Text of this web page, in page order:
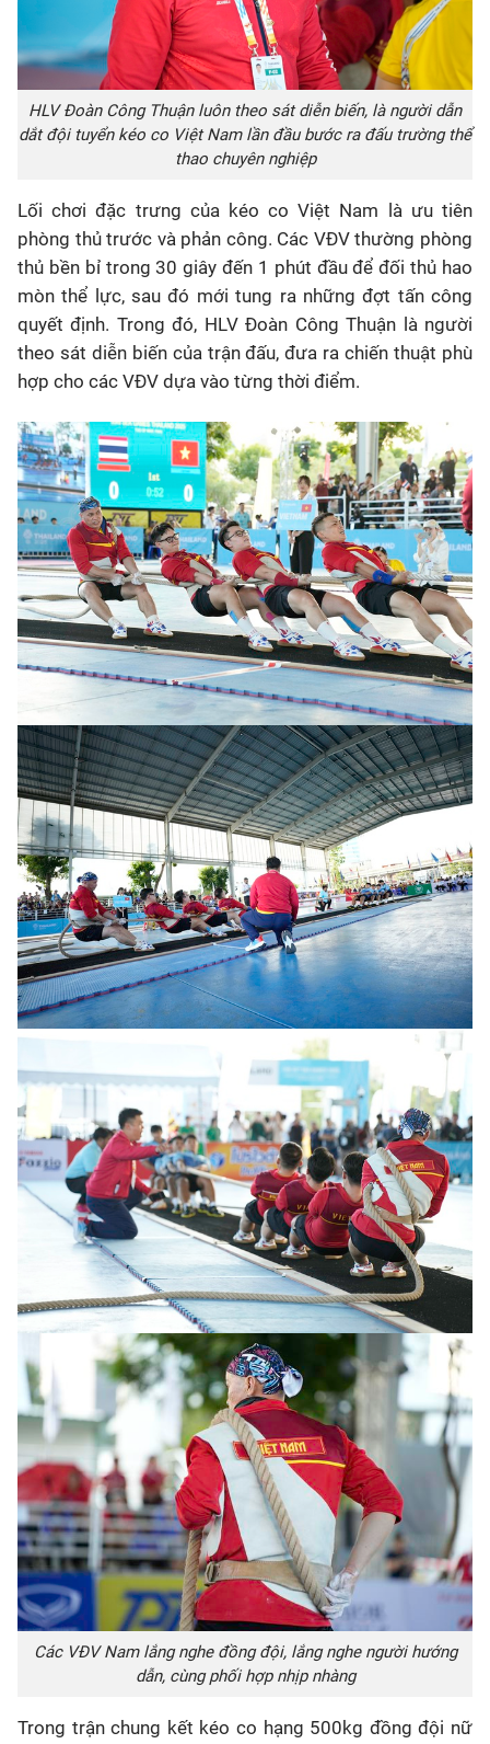
HLV Đoàn Công Thuận luôn theo sát diễn biến, là người dẫn
dắt đội tuyển kéo co Việt Nam lần đầu bước ra đấu trường thể
thao chuyên nghiệp
Lối chơi đặc trưng của kéo co Việt Nam là ưu tiên
phòng thủ trước và phản công. Các VĐV thường phòng
thủ bền bỉ trong 30 giây đến 1 phút đầu để đối thủ hao
mòn thể lực, sau đó mới tung ra những đợt tấn công
quyết định. Trong đó, HLV Đoàn Công Thuận là người
theo sát diễn biến của trận đấu, đưa ra chiến thuật phù
hợp cho các VĐV dựa vào từng thời điểm.
Các VĐV Nam lắng nghe đồng đội, lắng nghe người hướng
dẫn, cùng phối hợp nhịp nhàng
Trong trận chung kết kéo co hạng 500kg đồng đội nữ